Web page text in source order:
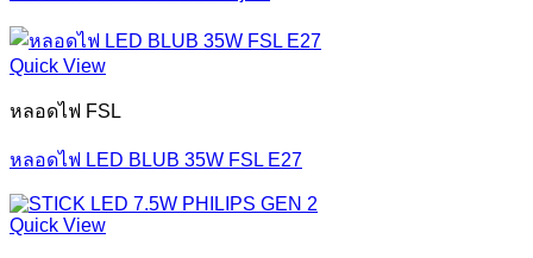
Quick View
หลอดไฟ FSL
หลอดไฟ LED BLUB 35W FSL E27
Quick View